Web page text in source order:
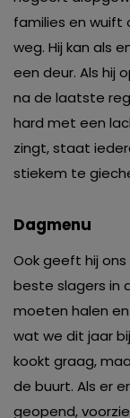
families en wuift
weg. Hij kan als
een deur. Als hij
na de laatste
hard met een
zingt, staat
stiekem te
Dagmenu
Ook geeft hij
beste slagers in
moeten halen
wat we dit jaar
kookt graag,
de buurt. Als er
geopend,